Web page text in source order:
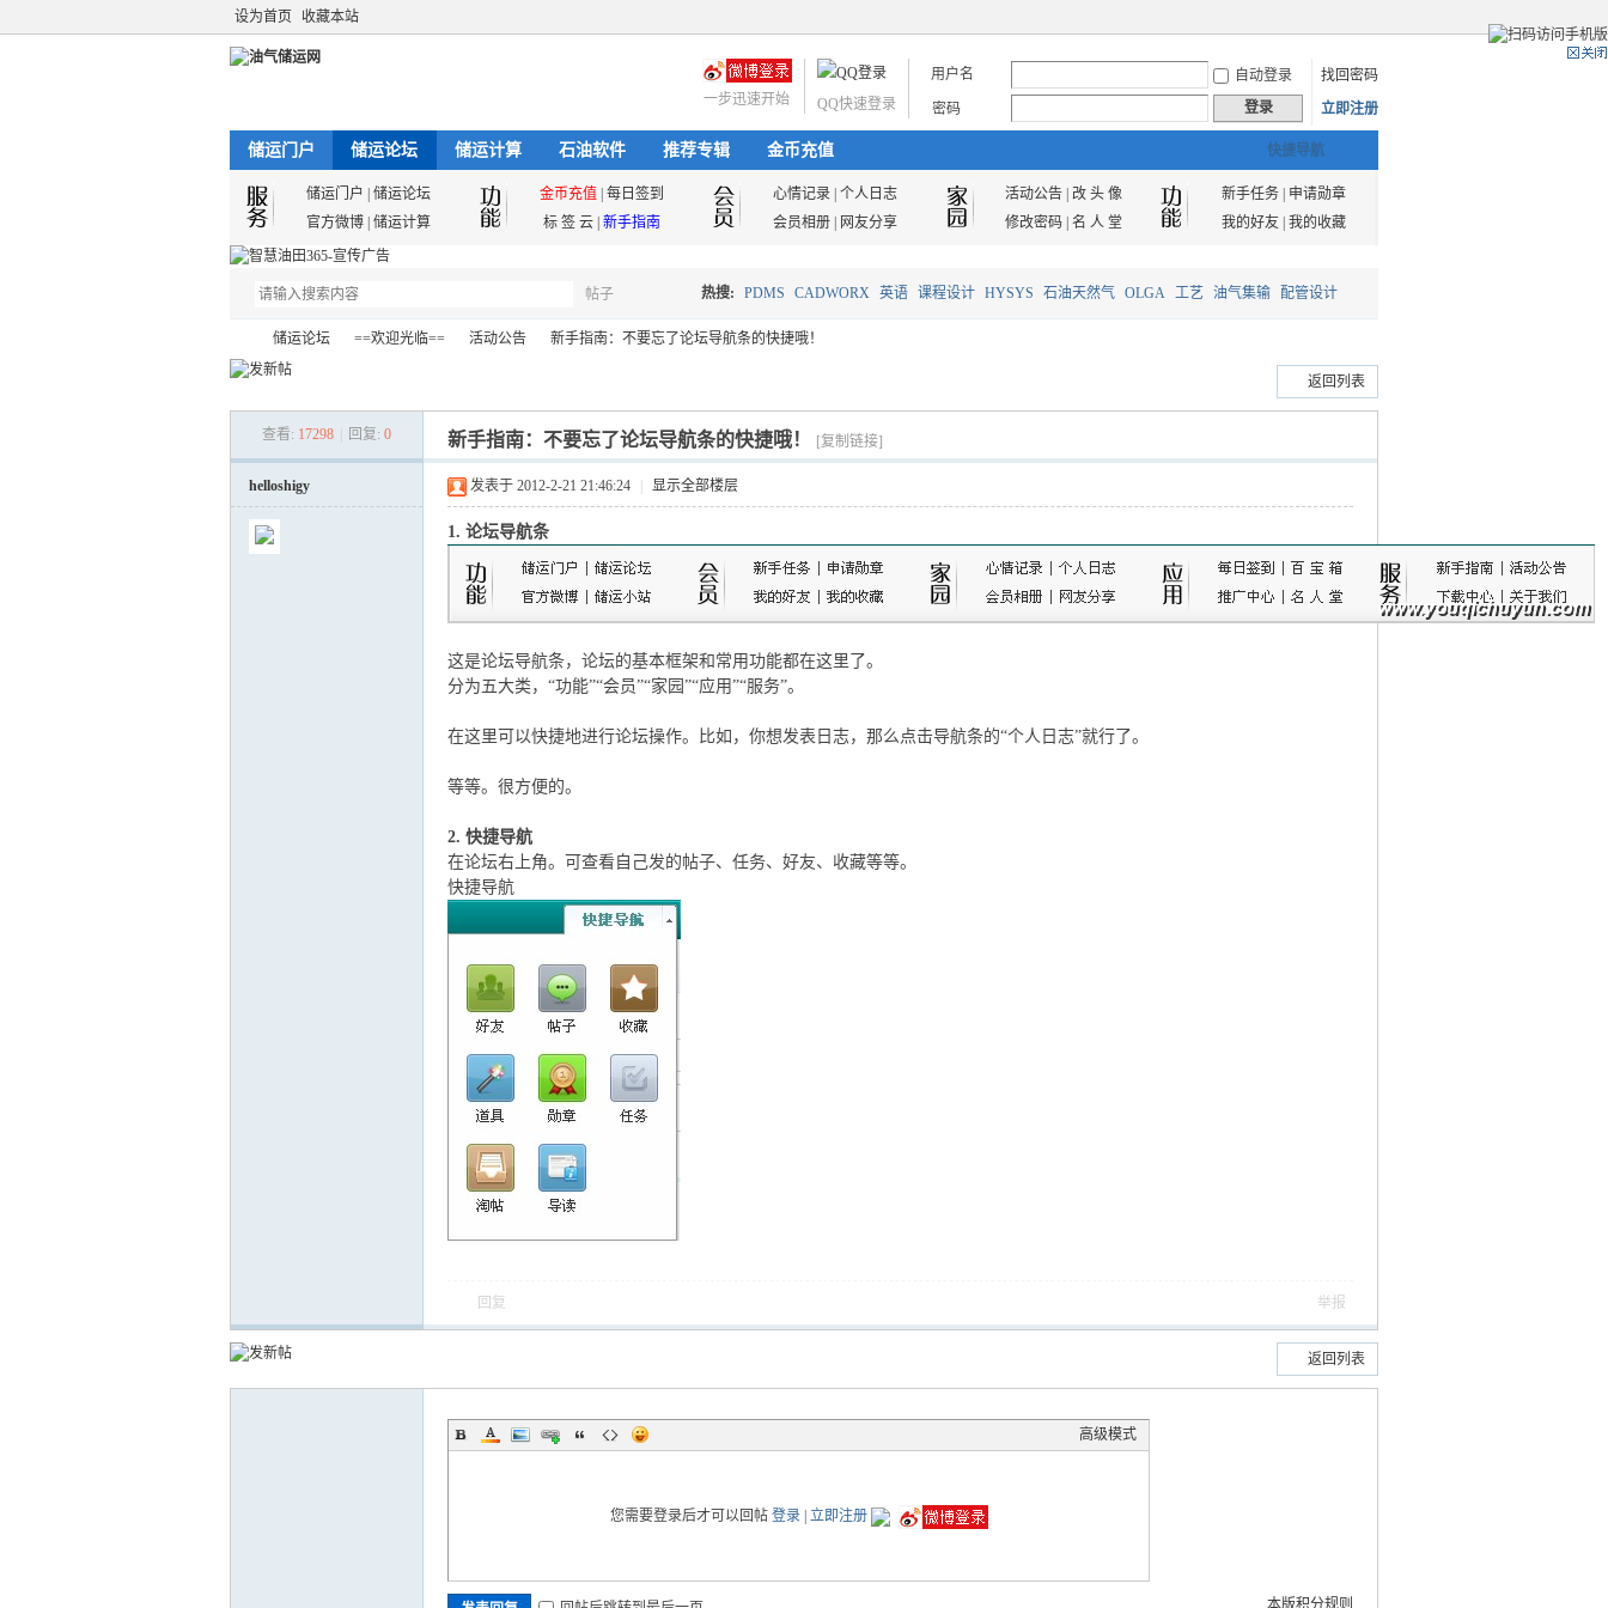
设为首页 收藏本站
用户名 自动登录
找回密码
密码
登录 立即注册
QQ快速登录
一步迅速开始
快捷导航
储运门户 储运论坛 储运计算 石油软件 推荐专辑 金币充值
储运门户 储运论坛 金币充值 每日签到 心情记录 个人日志 活动公告| 改 头 像 新手任务|
申请勋章
官方微博 储运计算 标 签 云 新手指南 会员相册 网友分享 修改密码| 名 人 堂 我的好友| 我的收藏
帖子
搜
索
热搜: PDMS CADWORX 英语 课程设计 HYSYS 石油天然气 OLGA 工艺 油气集输 配管设计
油气储运
储运论坛
›
==欢迎光临==
›
活动公告
›
新手指南：不要忘了论坛导航条的快捷哦！
返回列表
查看: 17298 回复: 0 新手指南：不要忘了论坛导航条的快捷哦！ [复制链接]
helloshigy 发表于 2012-2-21 21:46:24 显示全部楼层
1. 论坛导航条
这是论坛导航条，论坛的基本框架和常用功能都在这里了。
分为五大类，“功能”“会员”“家园”“应用”“服务”。
在这里可以快捷地进行论坛操作。比如，你想发表日志，那么点击导航条的“个人日志”就行了。
等等。很方便的。
2. 快捷导航
在论坛右上角。可查看自己发的帖子、任务、好友、收藏等等。
快捷导航
回复 举报
返回列表
高级模式
您需要登录后才可以回帖 登录| 立即注册
本版积分规则